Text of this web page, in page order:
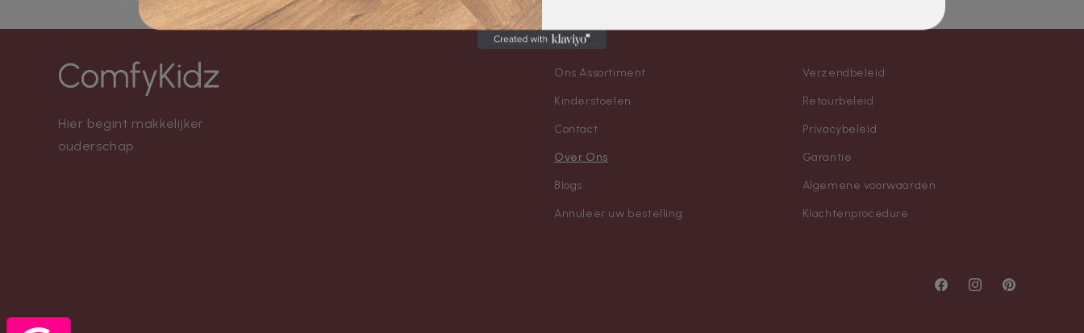
Hier begint makkelijker
ouderschap.
Ons Assortiment
Kinderstoelen
Contact
Over Ons
Blogs
Annuleer uw bestelling
Verzendbeleid
Retourbeleid
Privacybeleid
Garantie
Algemene voorwaarden
Klachtenprocedure
FacebookInstagramPinterest